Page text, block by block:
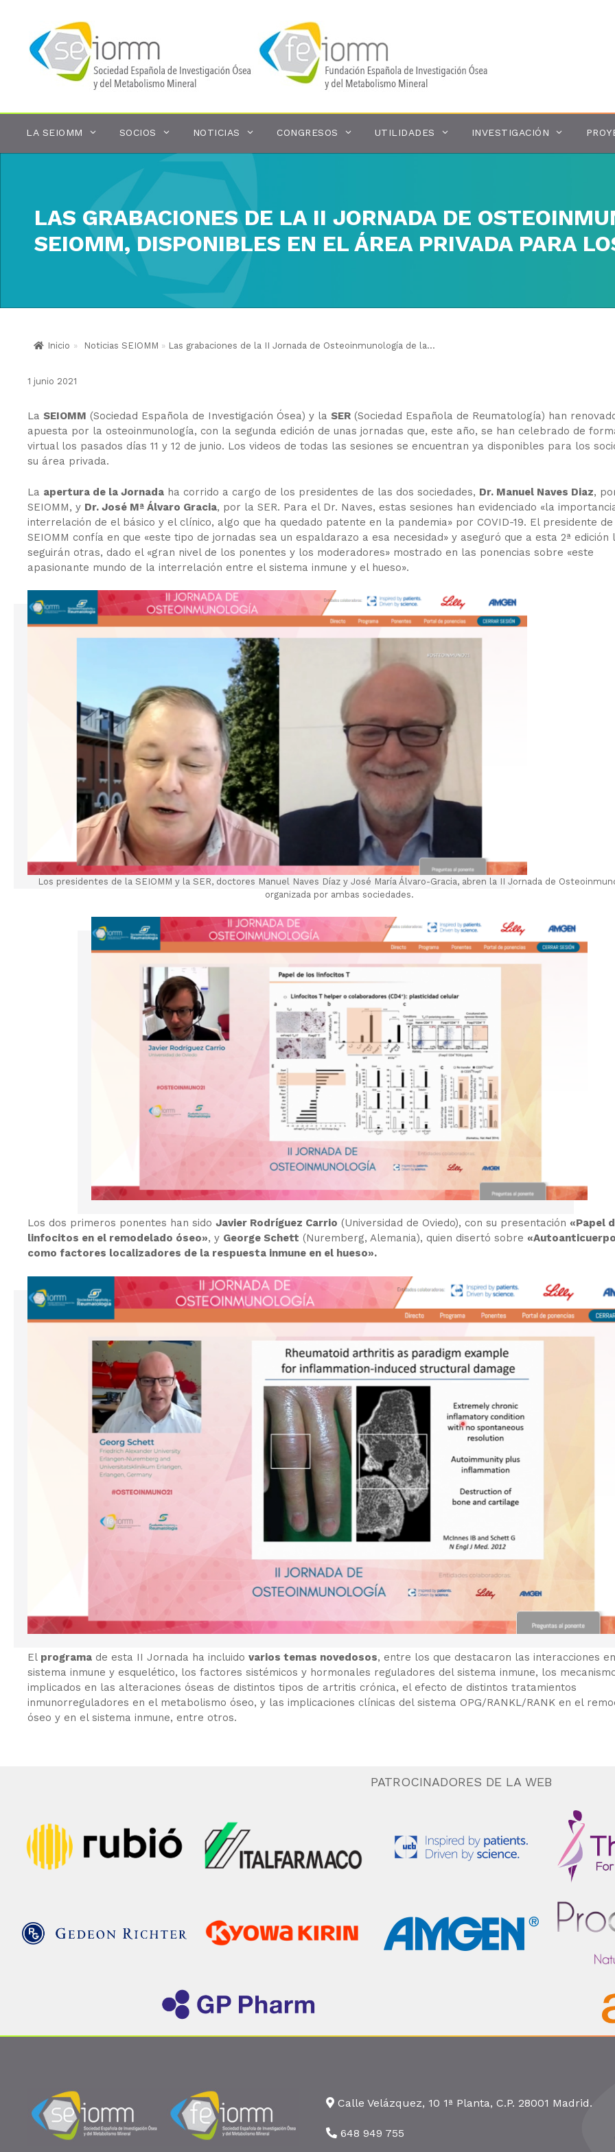
contenido
LA SEIOMM SOCIOS NOTICIAS CONGRESOS UTILIDADES INVESTIGACIÓN
LAS GRABACIONES DE LA II JORNADA DE
SEIOMM, DISPONIBLES EN EL ÁREA PRIVADA PARA
Inicio » Noticias SEIOMM » Las grabaciones de la II Jornada de Osteoinmunología de la...
1 junio 2021
La SEIOMM (Sociedad Española de Investigación Ósea) y la SER (Sociedad Española de Reumatología) han
apuesta por la osteoinmunología, con la segunda edición de unas jornadas que, este año, se han celebrado de
virtual los pasados días 11 y 12 de junio. Los videos de todas las sesiones se encuentran ya disponibles para los
su área privada.
La apertura de la Jornada ha corrido a cargo de los presidentes de las dos sociedades, Dr. Manuel Naves Diaz,
SEIOMM, y Dr. José Mª Álvaro Gracia, por la SER. Para el Dr. Naves, estas sesiones han evidenciado «la
interrelación de el básico y el clínico, algo que ha quedado patente en la pandemia» por COVID-19. El presidente
SEIOMM confía en que «este tipo de jornadas sea un espaldarazo a esa necesidad» y aseguró que a esta 2ª edición
seguirán otras, dado el «gran nivel de los ponentes y los moderadores» mostrado en las ponencias sobre «este
apasionante mundo de la interrelación entre el sistema inmune y el hueso».
Los presidentes de la SEIOMM y la SER, doctores Manuel Naves Díaz y José María Álvaro-Gracia, abren la II Jornada de
organizada por ambas sociedades.
Los dos primeros ponentes han sido Javier Rodríguez Carrio (Universidad de Oviedo), con su presentación «Papel
linfocitos en el remodelado óseo», y George Schett (Nuremberg, Alemania), quien disertó sobre
como factores localizadores de la respuesta inmune en el hueso».
El programa de esta II Jornada ha incluido varios temas novedosos, entre los que destacaron las interacciones
sistema inmune y esquelético, los factores sistémicos y hormonales reguladores del sistema inmune, los
implicados en las alteraciones óseas de distintos tipos de artritis crónica, el efecto de distintos tratamientos
inmunorreguladores en el metabolismo óseo, y las implicaciones clínicas del sistema OPG/RANKL/RANK en el
óseo y en el sistema inmune, entre otros.
PATROCINADORES DE LA WEB
Calle Velázquez, 10 1ª Planta, C.P. 28001 Madrid.
648 949 755